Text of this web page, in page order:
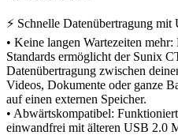
⚡ Schnelle Datenübertragung
• Keine langen Wartezeiten
Standards ermöglicht der Sunix
Datenübertragung zwischen
Videos, Dokumente oder ganze
auf einen externen Speicher.
• Abwärtskompatibel:
einwandfrei mit älteren USB 2.0